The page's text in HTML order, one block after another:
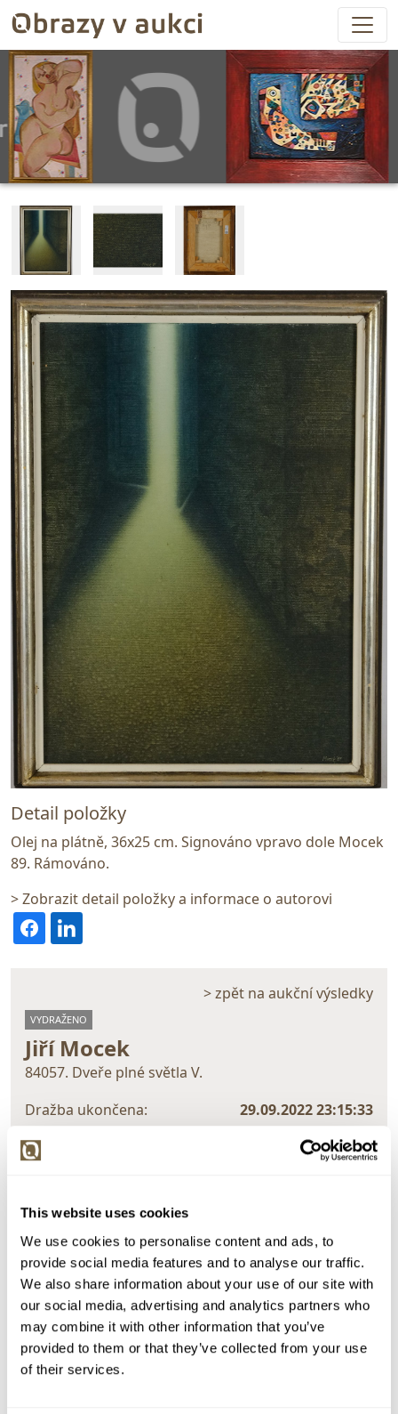
This website uses cookies
We use cookies to personalise content and ads, to
provide social media features and to analyse our traffic.
We also share information about your use of our site with
our social media, advertising and analytics partners who
may combine it with other information that you’ve
provided to them or that they’ve collected from your use
of their services.
Detail položky
Olej na plátně, 36x25 cm. Signováno vpravo dole Mocek
89. Rámováno.
> Zobrazit detail položky a informace o autorovi
> zpět na aukční výsledky
VYDRAŽENO
Jiří Mocek
84057. Dveře plné světla V.
Dražba ukončena:
29.09.2022 23:15:33
1 000 Kč
vydraženo za:
14 000 Kč
Chcete prodat obraz od stejného autora?
> Zobrazit informaci jak prodat obraz v aukci
Částka Přihozeno